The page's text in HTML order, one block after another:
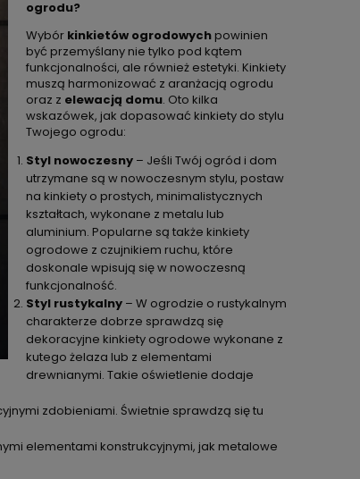
ogrodu?
Wybór kinkietów ogrodowychpowinien
być przemyślany nie tylko pod kątem
funkcjonalności, ale również estetyki. Kinkiety
muszą harmonizować z aranżacją ogrodu
oraz z elewacją domu. Oto kilka
wskazówek, jak dopasować kinkiety do stylu
Twojego ogrodu:
Styl nowoczesny– Jeśli Twój ogród i dom
utrzymane są w nowoczesnym stylu, postaw
na kinkiety o prostych, minimalistycznych
kształtach, wykonane z metalu lub
aluminium. Popularne są także kinkiety
ogrodowe z czujnikiem ruchu, które
doskonale wpisują się w nowoczesną
funkcjonalność.
Styl rustykalny– W ogrodzie o rustykalnym
charakterze dobrze sprawdzą się
dekoracyjne kinkiety ogrodowe wykonane z
kutego żelaza lub z elementami
drewnianymi. Takie oświetlenie dodaje
zdobieniami. Świetnie sprawdzą się tu
elementami konstrukcyjnymi, jak metalowe